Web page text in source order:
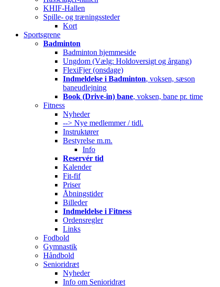
KHIF-Hallen
Spille- og træningssteder
Kort
Sportsgrene
Badminton
Badminton hjemmeside
Ungdom (Vælg: Holdoversigt og årgang)
FlexiFjer (onsdage)
Indmeldelse i Badminton, voksen, sæson
baneudlejning
Book (Drive-in) bane, voksen, bane pr. time
Fitness
Nyheder
--> Nye medlemmer / tidl.
Instruktører
Bestyrelse m.m.
Info
Reservér tid
Kalender
Fit-fif
Priser
Åbningstider
Billeder
Indmeldelse i Fitness
Ordensregler
Links
Fodbold
Gymnastik
Håndbold
Senioridræt
Nyheder
Info om Senioridræt